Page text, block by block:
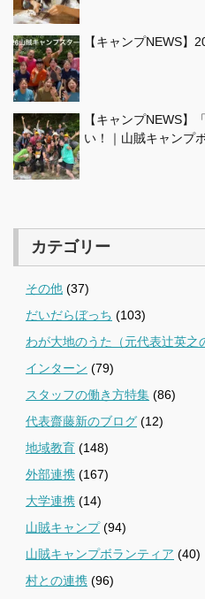
【キャンプNEWS
【キャンプNEWS】
い！｜山賊キャンプ
カテゴリー
その他 (37)
だいだらぼっち (103)
わが大地のうた（元代表辻英之
インターン (79)
スタッフの働き方特集 (86)
代表齋藤新のブログ (12)
地域教育 (148)
外部連携 (167)
大学連携 (14)
山賊キャンプ(94)
山賊キャンプボランティア (40)
村との連携 (96)